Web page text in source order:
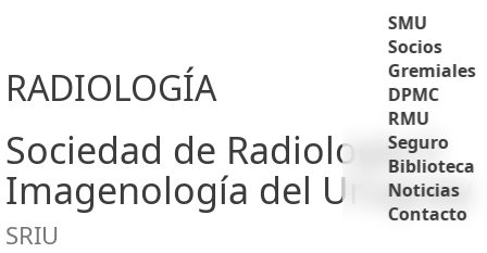
SMU
Socios
Gremiales
DPMC
RMU
Seguro
Biblioteca
Noticias
Contacto
RADIOLOGÍA
Sociedad de Radiología E
Imagenología del Uruguay
SRIU